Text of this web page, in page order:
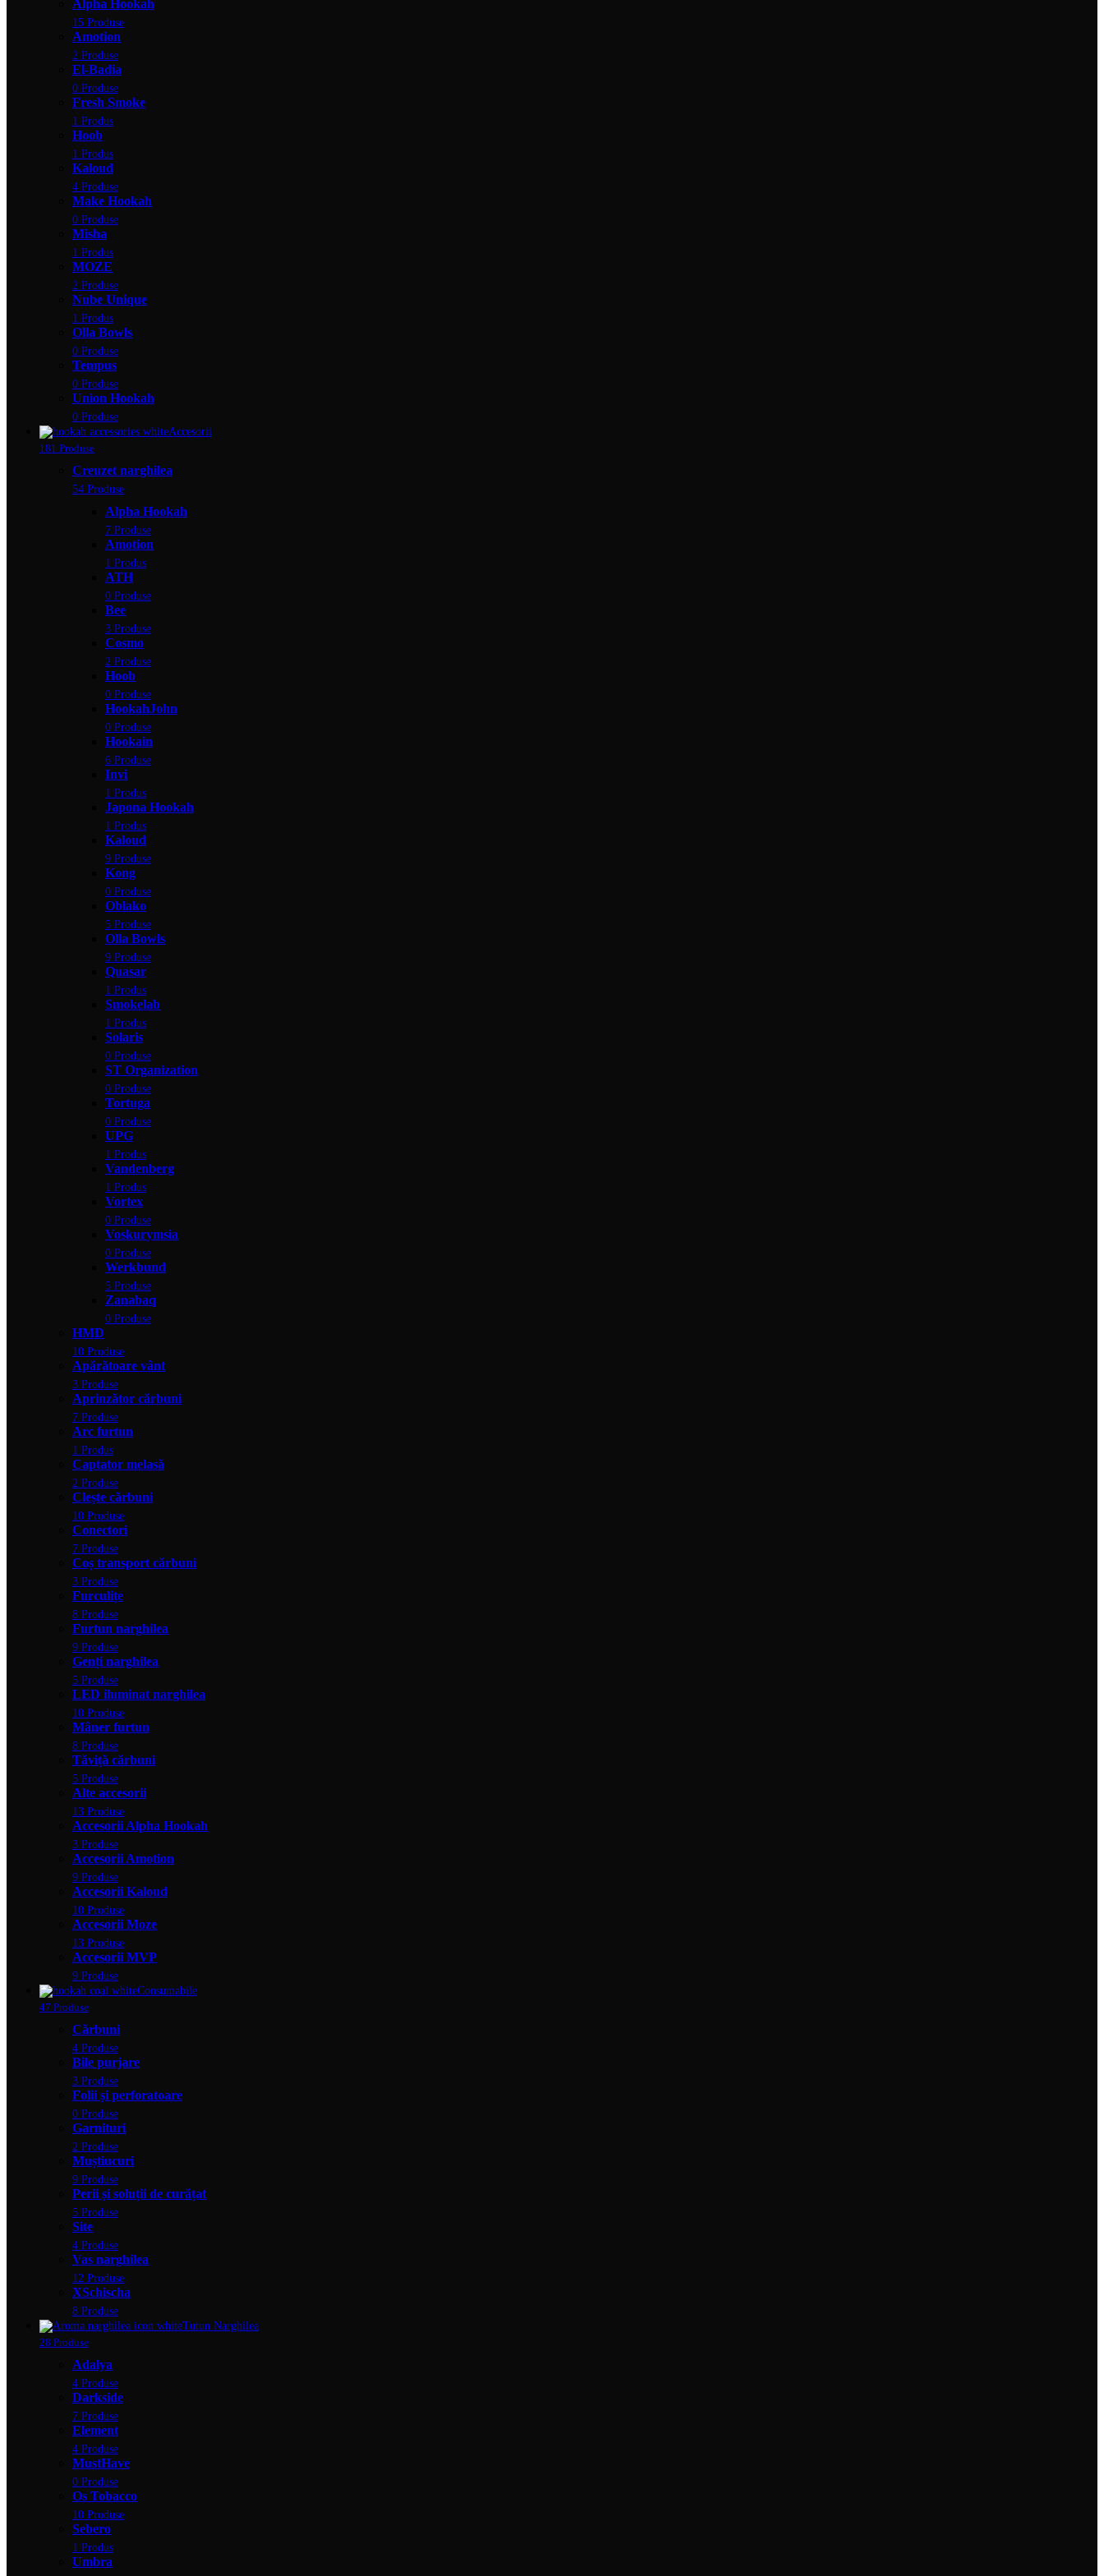
Alpha Hookah
15 Produse
Amotion
2 Produse
El-Badia
0 Produse
Fresh Smoke
1 Produs
Hoob
1 Produs
Kaloud
4 Produse
Make Hookah
0 Produse
Misha
1 Produs
MOZE
2 Produse
Nube Unique
1 Produs
Olla Bowls
0 Produse
Tempus
0 Produse
Union Hookah
0 Produse
Accesorii
181 Produse
Creuzet narghilea
54 Produse
Alpha Hookah
7 Produse
Amotion
1 Produs
ATH
0 Produse
Bee
3 Produse
Cosmo
2 Produse
Hoob
0 Produse
HookahJohn
0 Produse
Hookain
6 Produse
Invi
1 Produs
Japona Hookah
1 Produs
Kaloud
9 Produse
Kong
0 Produse
Oblako
5 Produse
Olla Bowls
9 Produse
Quasar
1 Produs
Smokelab
1 Produs
Solaris
0 Produse
ST Organization
0 Produse
Tortuga
0 Produse
UPG
1 Produs
Vandenberg
1 Produs
Vortex
0 Produse
Voskurymsia
0 Produse
Werkbund
5 Produse
Zanabaq
0 Produse
HMD
10 Produse
Apărătoare vânt
3 Produse
Aprinzător cărbuni
7 Produse
Arc furtun
1 Produs
Captator melasă
2 Produse
Clește cărbuni
10 Produse
Conectori
7 Produse
Coș transport cărbuni
3 Produse
Furculițe
8 Produse
Furtun narghilea
9 Produse
Genți narghilea
5 Produse
LED iluminat narghilea
10 Produse
Mâner furtun
8 Produse
Tăviță cărbuni
5 Produse
Alte accesorii
13 Produse
Accesorii Alpha Hookah
3 Produse
Accesorii Amotion
9 Produse
Accesorii Kaloud
10 Produse
Accesorii Moze
13 Produse
Accesorii MVP
9 Produse
Consumabile
47 Produse
Cărbuni
4 Produse
Bile purjare
3 Produse
Folii și perforatoare
0 Produse
Garnituri
2 Produse
Muștiucuri
9 Produse
Perii și soluții de curățat
5 Produse
Site
4 Produse
Vas narghilea
12 Produse
XSchischa
8 Produse
Tutun Narghilea
28 Produse
Adalya
4 Produse
Darkside
7 Produse
Element
4 Produse
MustHave
0 Produse
Os Tobacco
10 Produse
Sebero
1 Produs
Umbra